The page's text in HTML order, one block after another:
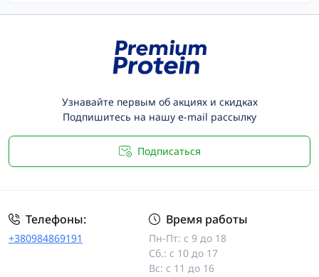
Узнавайте первым об акциях и скидках
Подпишитесь на нашу e-mail рассылку
Подписаться
Телефоны:
+380984869191
Время работы
Пн-Пт: с 9 до 18
Сб.: с 10 до 17
Вс: с 11 до 16